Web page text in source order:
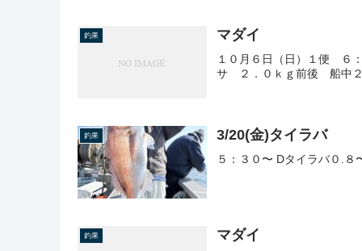
釣果 マダイ
１０月６日（日）１便 ６
サ ２．０ｋｇ前後 船中
釣果 3/20(金)タイラバ
５：３０〜 Dタイラバ０.
釣果 マダイ